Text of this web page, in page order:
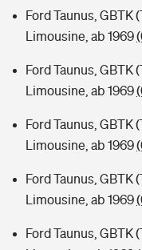
Tools
Kinderunfall-Check:
Sie haben Fragen?
Ford Taunus, GBTK
Limousine, ab 1969
Ford Taunus, GBTK
Limousine, ab 1969
Ford Taunus, GBTK
Limousine, ab 1969
Ford Taunus, GBTK
Limousine, ab 1969
Ford Taunus, GBTK